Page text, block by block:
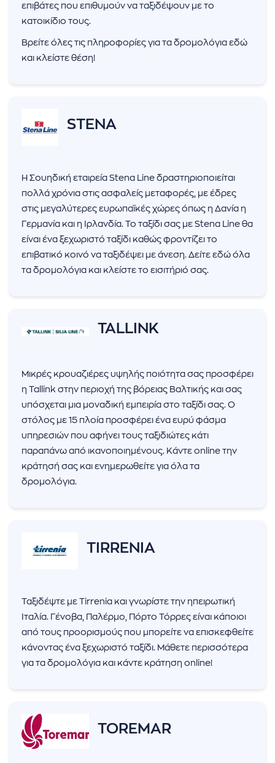
επιβάτες που επιθυμούν να ταξιδέψουν με το
κατοικίδιο τους.
Βρείτε όλες τις πληροφορίες για τα δρομολόγια εδώ
και κλείστε θέση!
STENA
Η Σουηδική εταιρεία Stena Line δραστηριοποιείται
πολλά χρόνια στις ασφαλείς μεταφορές, με έδρες
στις μεγαλύτερες ευρωπαϊκές χώρες όπως η Δανία η
Γερμανία και η Ιρλανδία. Το ταξίδι σας με Stena Line θα
είναι ένα ξεχωριστό ταξίδι καθώς φροντίζει το
επιβατικό κοινό να ταξιδέψει με άνεση. Δείτε εδώ όλα
τα δρομολόγια και κλείστε το εισιτήριό σας.
TALLINK
Μικρές κρουαζιέρες υψηλής ποιότητα σας προσφέρει
η Tallink στην περιοχή της βόρειας Βαλτικής και σας
υπόσχεται μια μοναδική εμπειρία στο ταξίδι σας. Ο
στόλος με 15 πλοία προσφέρει ένα ευρύ φάσμα
υπηρεσιών που αφήνει τους ταξιδιώτες κάτι
παραπάνω από ικανοποιημένους. Κάντε online την
κράτησή σας και ενημερωθείτε για όλα τα
δρομολόγια.
TIRRENIA
Ταξιδέψτε με Tirrenia και γνωρίστε την ηπειρωτική
Ιταλία. Γένοβα, Παλέρμο, Πόρτο Τόρρες είναι κάποιοι
από τους προορισμούς που μπορείτε να επισκεφθείτε
κάνοντας ένα ξεχωριστό ταξίδι. Μάθετε περισσότερα
για τα δρομολόγια και κάντε κράτηση online!
TOREMAR